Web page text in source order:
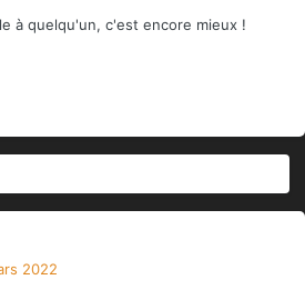
son compte.
à quelqu'un, c'est encore mieux !
2022